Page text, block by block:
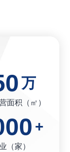
万
面积（㎡）
+
（家）